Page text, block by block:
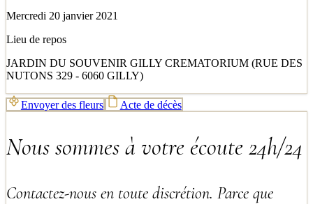
Mercredi 20 janvier 2021
Lieu de repos
JARDIN DU SOUVENIR GILLY CREMATORIUM (RUE DES
NUTONS 329 - 6060 GILLY)
Envoyer des fleurs Acte de décès
Nous sommes à votre écoute 24h/24
Contactez-nous en toute discrétion. Parce que